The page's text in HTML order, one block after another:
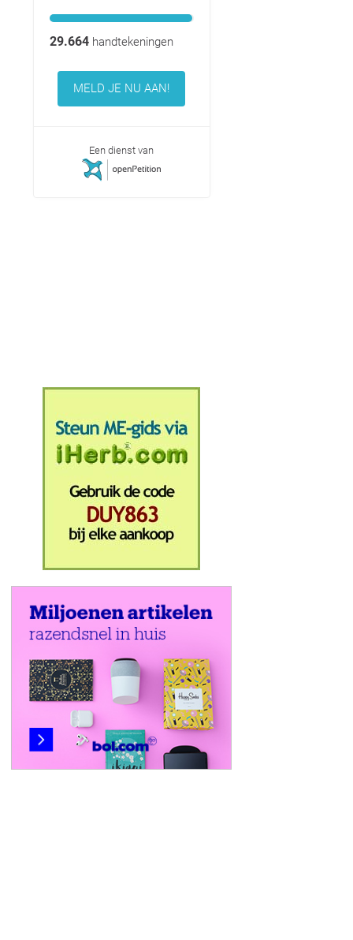
29.664handtekeningen
MELD JE NU AAN!
Een dienst van